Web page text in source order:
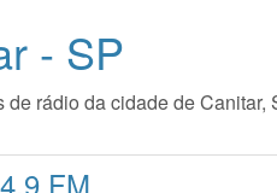
- SP
rádio da cidade de
FM